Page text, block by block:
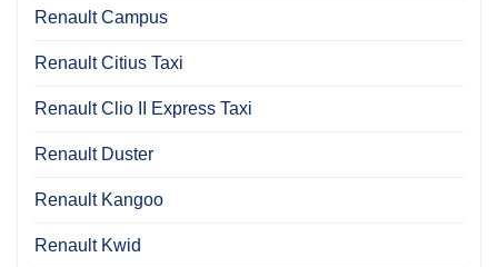
Renault Campus
Renault Citius Taxi
Renault Clio II Express Taxi
Renault Duster
Renault Kangoo
Renault Kwid